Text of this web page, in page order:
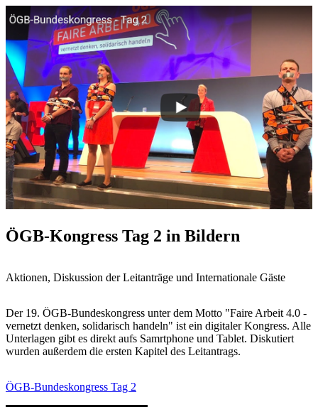
ÖGB-Kongress Tag 2 in Bildern
Aktionen, Diskussion der Leitanträge und Internationale Gäste
Der 19. ÖGB-Bundeskongress unter dem Motto "Faire Arbeit 4.0 -
vernetzt denken, solidarisch handeln" ist ein digitaler Kongress. Alle
Unterlagen gibt es direkt aufs Samrtphone und Tablet. Diskutiert
wurden außerdem die ersten Kapitel des Leitantrags.
ÖGB-Bundeskongress Tag 2